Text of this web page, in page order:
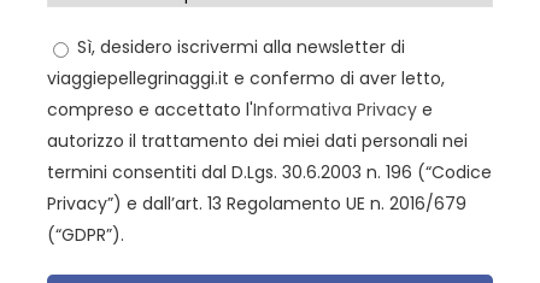
Sì, desidero iscrivermi alla newsletter di
viaggiepellegrinaggi.it e confermo di aver letto,
compreso e accettato l'Informativa Privacy e
autorizzo il trattamento dei miei dati personali nei
termini consentiti dal D.Lgs. 30.6.2003 n. 196 (“Codice
Privacy”) e dall’art. 13 Regolamento UE n. 2016/679
(“GDPR”).
Visita del sito archeologico di Qumram, nelle cui grotte
furono trovati antichissimi manoscritti della Bibbia.
Sosta a Qasr el Yahud, luogo del battesimo di Gesù sul
fiume Giordano. Salendo per le montagne di Giudea
sosta a Wadi el Qelt dove il panorama sul deserto è
particolarmente suggestivo.